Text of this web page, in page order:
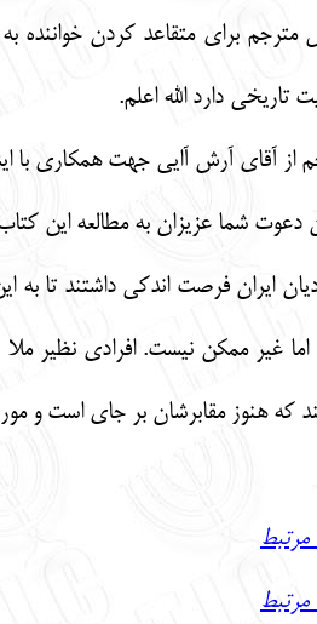
مترجم برای متقاعد کردن خواننده
تاریخی دارد الله اعلم.
از آقای آرش آایی جهت همکاری با
شما عزیزان به مطالعه این
ایران فرصت اندکی داشتند تا به
غیر ممکن نیست. افرادی نظیر
که هنوز مقابرشان بر جای است و
مرتبط
مرتبط